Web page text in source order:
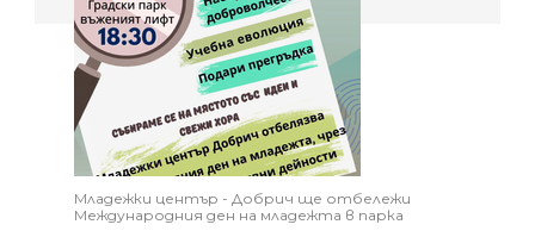
Младежки център - Добрич ще отбележи
Международния ден на младежта в парка